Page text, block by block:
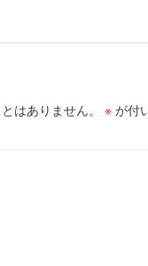
はありません。
※ が付